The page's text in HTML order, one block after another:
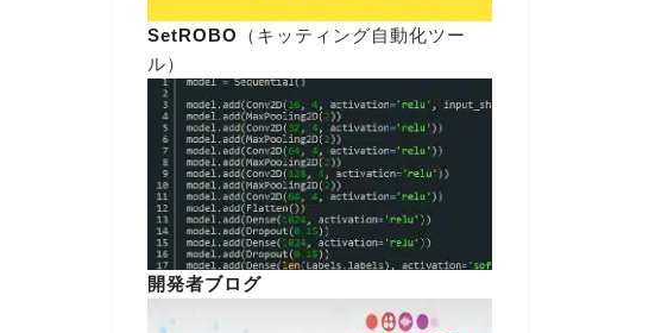
SetROBO
（キッティング自動化ツー
ル）
開発者ブログ